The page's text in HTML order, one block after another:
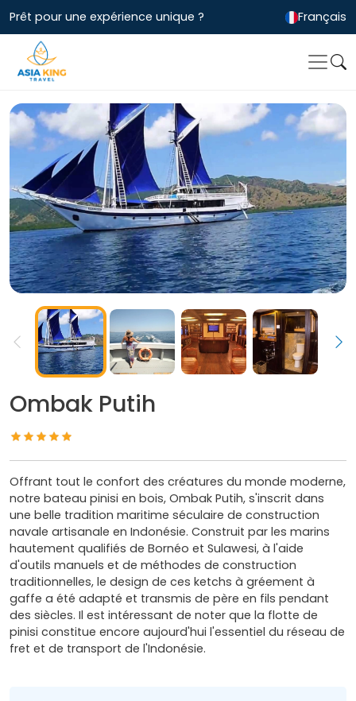
Prêt pour une expérience unique ? Français
Ombak Putih
Offrant tout le confort des créatures du monde moderne,
notre bateau pinisi en bois, Ombak Putih, s'inscrit dans
une belle tradition maritime séculaire de construction
navale artisanale en Indonésie. Construit par les marins
hautement qualifiés de Bornéo et Sulawesi, à l'aide
d'outils manuels et de méthodes de construction
traditionnelles, le design de ces ketchs à gréement à
gaffe a été adapté et transmis de père en fils pendant
des siècles. Il est intéressant de noter que la flotte de
pinisi constitue encore aujourd'hui l'essentiel du réseau de
fret et de transport de l'Indonésie.